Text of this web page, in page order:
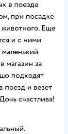
в поезде
при посадке
животного. Еще
и с ними
магазин за
подходят
поезд и везет
счастлива!